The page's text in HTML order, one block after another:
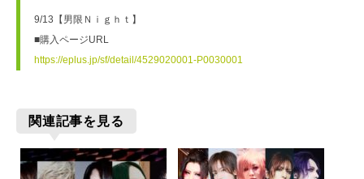
9/13【男限Ｎｉｇｈｔ】
■購入ページURL
https://eplus.jp/sf/detail/4529020001-P0030001
関連記事を見る